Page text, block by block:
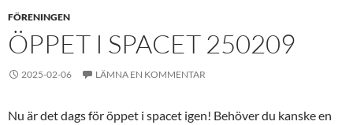
FÖRENINGEN
ÖPPET I SPACET 250209
2025-02-06 LÄMNA EN KOMMENTAR
Nu är det dags för öppet i spacet igen! Behöver du kanske en